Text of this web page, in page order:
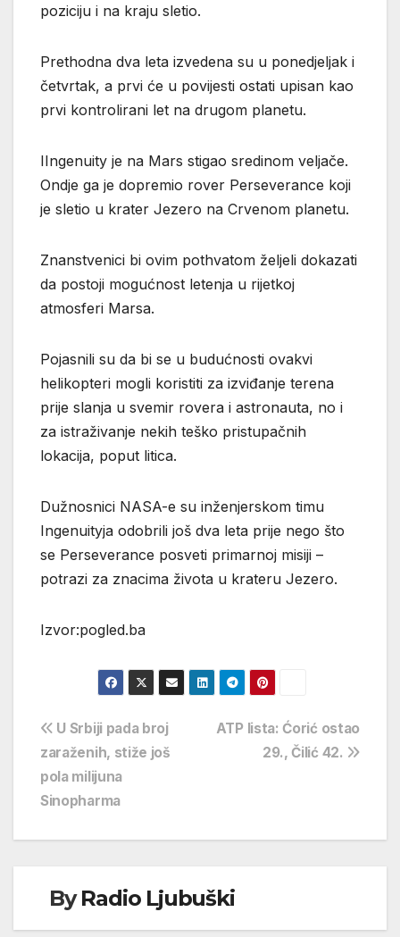
poziciju i na kraju sletio.
Prethodna dva leta izvedena su u ponedjeljak i
četvrtak, a prvi će u povijesti ostati upisan kao
prvi kontrolirani let na drugom planetu.
IIngenuity je na Mars stigao sredinom veljače.
Ondje ga je dopremio rover Perseverance koji
je sletio u krater Jezero na Crvenom planetu.
Znanstvenici bi ovim pothvatom željeli dokazati
da postoji mogućnost letenja u rijetkoj
atmosferi Marsa.
Pojasnili su da bi se u budućnosti ovakvi
helikopteri mogli koristiti za izviđanje terena
prije slanja u svemir rovera i astronauta, no i
za istraživanje nekih teško pristupačnih
lokacija, poput litica.
Dužnosnici NASA-e su inženjerskom timu
Ingenuityja odobrili još dva leta prije nego što
se Perseverance posveti primarnoj misiji –
potrazi za znacima života u krateru Jezero.
Izvor:pogled.ba
Navigacija
objava
ATP lista: Ćorić ostao
29., Čilić 42.
U Srbiji pada broj
zaraženih, stiže još
pola milijuna
Sinopharma
ByRadio Ljubuški